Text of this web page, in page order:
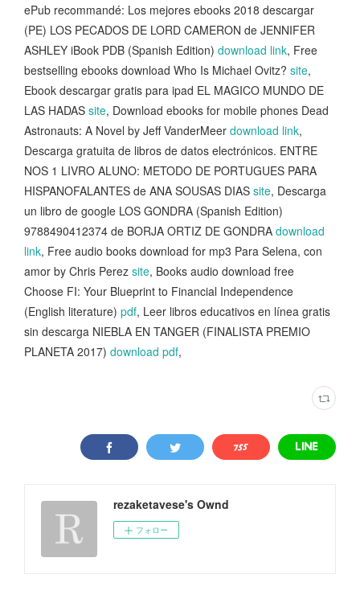
ePub recommandé: Los mejores ebooks 2018 descargar
(PE) LOS PECADOS DE LORD CAMERON de JENNIFER
ASHLEY iBook PDB (Spanish Edition) download link, Free
bestselling ebooks download Who Is Michael Ovitz? site,
Ebook descargar gratis para ipad EL MAGICO MUNDO DE
LAS HADAS site, Download ebooks for mobile phones Dead
Astronauts: A Novel by Jeff VanderMeer download link,
Descarga gratuita de libros de datos electrónicos. ENTRE
NOS 1 LIVRO ALUNO: METODO DE PORTUGUES PARA
HISPANOFALANTES de ANA SOUSAS DIAS site, Descarga
un libro de google LOS GONDRA (Spanish Edition)
9788490412374 de BORJA ORTIZ DE GONDRA download
link, Free audio books download for mp3 Para Selena, con
amor by Chris Perez site, Books audio download free
Choose FI: Your Blueprint to Financial Independence
(English literature) pdf, Leer libros educativos en línea gratis
sin descarga NIEBLA EN TANGER (FINALISTA PREMIO
PLANETA 2017) download pdf,
rezaketavese's Ownd
フォロー